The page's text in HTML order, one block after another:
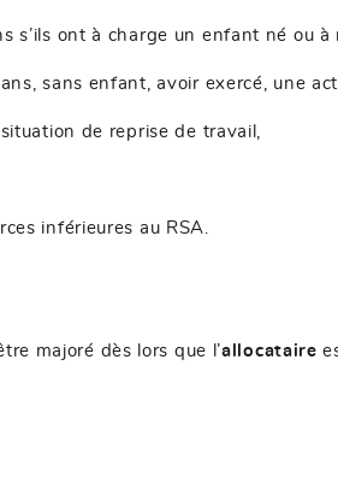
s’ils ont à charge un enfant né ou à
sans enfant, avoir exercé, une
de reprise de travail,
inférieures au RSA.
majoré dès lors que l’allocataire